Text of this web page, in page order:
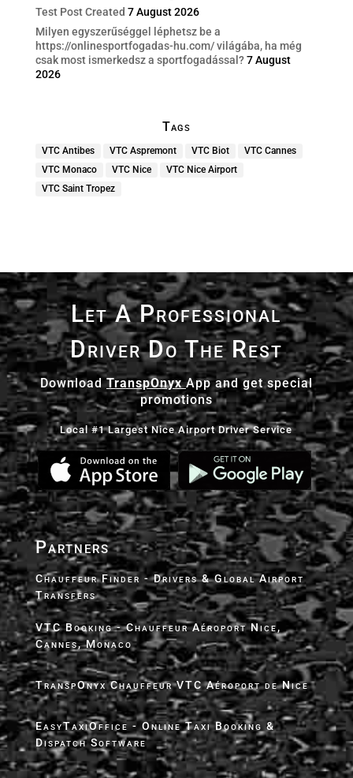
Test Post Created 7 August 2026
Milyen egyszerűséggel léphetsz be a
https://onlinesportfogadas-hu.com/ világába, ha még
csak most ismerkedsz a sportfogadással? 7 August
2026
Tags
VTC Antibes VTC Aspremont VTC Biot
VTC Cannes
VTC Monaco
VTC Nice
VTC Nice Airport
VTC Saint Tropez
Let A Professional
Driver Do The Rest
DownloadTranspOnyx App and get special
promotions
Local #1 Largest Nice Airport Driver Service
Partners
Chauffeur Finder - Drivers & Global Airport
Transfers
VTC Booking - Chauffeur Aéroport Nice,
Cannes, Monaco
TranspOnyx Chauffeur VTC Aéroport de Nice
EasyTaxiOffice - Online Taxi Booking &
Dispatch Software